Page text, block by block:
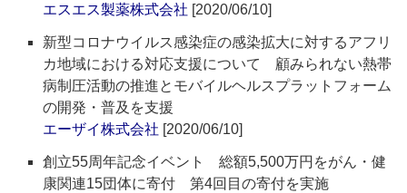
エスエス製薬株式会社 [2020/06/10]
新型コロナウイルス感染症の感染拡大に対するアフリ
カ地域における対応支援について 顧みられない熱帯
病制圧活動の推進とモバイルヘルスプラットフォーム
の開発・普及を支援
エーザイ株式会社 [2020/06/10]
創立55周年記念イベント 総額5,500万円をがん・健
康関連15団体に寄付 第4回目の寄付を実施